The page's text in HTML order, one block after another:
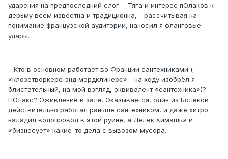
ударения на предпоследний слог. - Тяга и интерес пОлаков к
дерьму всем известна и традиционна, - рассчитывая на
понимание французской аудитории, наносил я фланговые
удары.
…Кто в основном работает во Франции сантехниками (
«клозетворкерс энд мердклинерс» - на ходу изобрёл я
блистательный, на мой взгляд, эквивалент «сантехника»)?
ПОлакс? Оживление в зале. Оказывается, один из Болеков
действительно работал раньше сантехником, и даже хитро
наладил водопровод в этой руине, а Лёлек «имашь» и
«бизнесует» какие-то дела с вывозом мусора.